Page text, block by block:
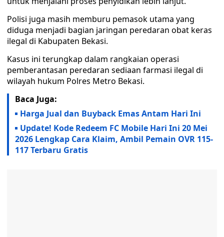
Polisi juga masih memburu pemasok utama yang
diduga menjadi bagian jaringan peredaran obat keras
ilegal di Kabupaten Bekasi.
Kasus ini terungkap dalam rangkaian operasi
pemberantasan peredaran sediaan farmasi ilegal di
wilayah hukum Polres Metro Bekasi.
Baca Juga:
Harga Jual dan Buyback Emas Antam Hari Ini
Update! Kode Redeem FC Mobile Hari Ini 20 Mei
2026 Lengkap Cara Klaim, Ambil Pemain OVR 115-
117 Terbaru Gratis